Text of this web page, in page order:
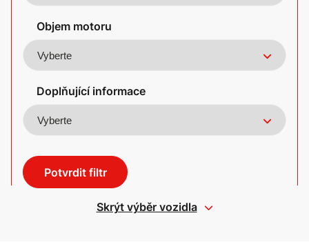
Objem motoru
Doplňující informace
Potvrdit filtr
Skrýt výběr vozidla